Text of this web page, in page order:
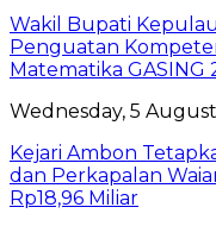
Wakil Bupati
Penguatan
Matematika GASING
Wednesday, 5
Kejari Ambon
dan Perkapalan
Rp18,96 Miliar